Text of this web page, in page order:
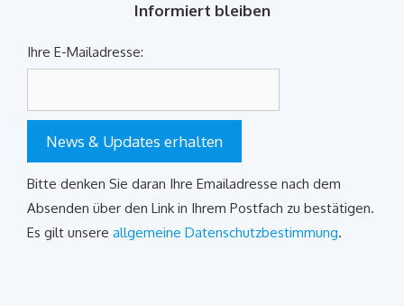
Informiert bleiben
Ihre E-Mailadresse:
News & Updates erhalten
Bitte denken Sie daran Ihre Emailadresse nach dem
Absenden über den Link in Ihrem Postfach zu bestätigen.
Es gilt unsere allgemeine Datenschutzbestimmung.